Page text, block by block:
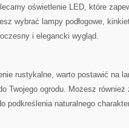
oświetlenie LED, które​
wybrać lampy podłogowe,
i elegancki wygląd.
rustykalne, warto‍ postawić na
Twojego ogrodu. Możesz
podkreślenia naturalnego